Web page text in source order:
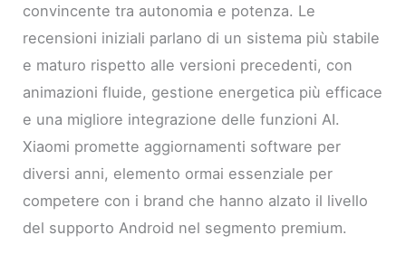
convincente tra autonomia e potenza. Le
recensioni iniziali parlano di un sistema più stabile
e maturo rispetto alle versioni precedenti, con
animazioni fluide, gestione energetica più efficace
e una migliore integrazione delle funzioni AI.
Xiaomi promette aggiornamenti software per
diversi anni, elemento ormai essenziale per
competere con i brand che hanno alzato il livello
del supporto Android nel segmento premium.